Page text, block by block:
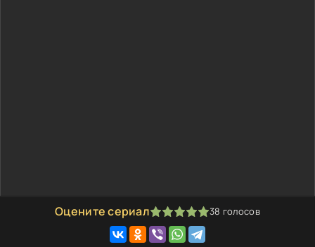
Оцените сериал
1 2 3 4 5 38 голосов